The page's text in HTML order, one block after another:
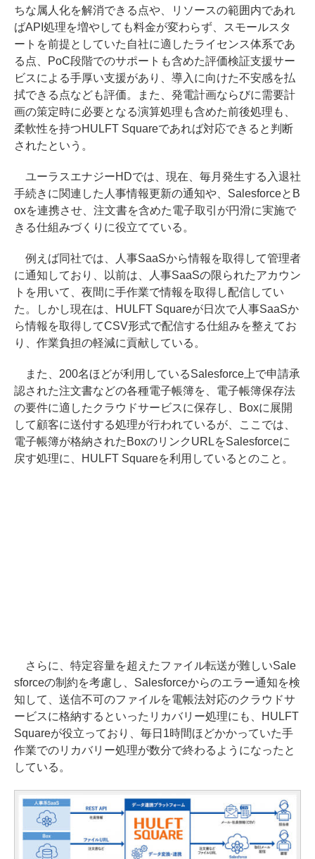
ちな属人化を解消できる点や、リソースの範囲内であれ
ばAPI処理を増やしても料金が変わらず、スモールスタ
ートを前提としていた自社に適したライセンス体系であ
る点、PoC段階でのサポートも含めた評価検証支援サー
ビスによる手厚い支援があり、導入に向けた不安感を払
拭できる点なども評価。また、発電計画ならびに需要計
画の策定時に必要となる演算処理も含めた前後処理も、
柔軟性を持つHULFT Squareであれば対応できると判断
されたという。
ユーラスエナジーHDでは、現在、毎月発生する入退社
手続きに関連した人事情報更新の通知や、SalesforceとB
oxを連携させ、注文書を含めた電子取引が円滑に実施で
きる仕組みづくりに役立てている。
例えば同社では、人事SaaSから情報を取得して管理者
に通知しており、以前は、人事SaaSの限られたアカウン
トを用いて、夜間に手作業で情報を取得し配信してい
た。しかし現在は、HULFT Squareが日次で人事SaaSか
ら情報を取得してCSV形式で配信する仕組みを整えてお
り、作業負担の軽減に貢献している。
また、200名ほどが利用しているSalesforce上で申請承
認された注文書などの各種電子帳簿を、電子帳簿保存法
の要件に適したクラウドサービスに保存し、Boxに展開
して顧客に送付する処理が行われているが、ここでは、
電子帳簿が格納されたBoxのリンクURLをSalesforceに
戻す処理に、HULFT Squareを利用しているとのこと。
さらに、特定容量を超えたファイル転送が難しいSale
sforceの制約を考慮し、Salesforceからのエラー通知を検
知して、送信不可のファイルを電帳法対応のクラウドサ
ービスに格納するといったリカバリー処理にも、HULFT
Squareが役立っており、毎日1時間ほどかかっていた手
作業でのリカバリー処理が数分で終わるようになったと
している。